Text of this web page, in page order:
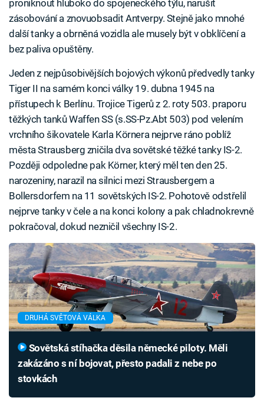
proniknout hluboko do spojeneckého týlu, narušit
zásobování a znovuobsadit Antverpy. Stejně jako mnohé
další tanky a obrněná vozidla ale musely být v obklíčení a
bez paliva opuštěny.
Jeden z nejpůsobivějších bojových výkonů předvedly tanky
Tiger II na samém konci války 19. dubna 1945 na
přístupech k Berlínu. Trojice Tigerů z 2. roty 503. praporu
těžkých tanků Waffen SS (s.SS-Pz.Abt 503) pod velením
vrchního šikovatele Karla Körnera nejprve ráno poblíž
města Strausberg zničila dva sovětské těžké tanky IS-2.
Později odpoledne pak Körner, který měl ten den 25.
narozeniny, narazil na silnici mezi Strausbergem a
Bollersdorfem na 11 sovětských IS-2. Pohotově odstřelil
nejprve tanky v čele a na konci kolony a pak chladnokrevně
pokračoval, dokud nezničil všechny IS-2.
DRUHÁ SVĚTOVÁ VÁLKA
zakázáno s ní bojovat, přesto padali z nebe po
stovkách